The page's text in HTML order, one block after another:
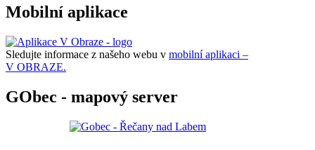
Mobilní aplikace
Sledujte informace z našeho webu v mobilní aplikaci –
V OBRAZE.
GObec - mapový server